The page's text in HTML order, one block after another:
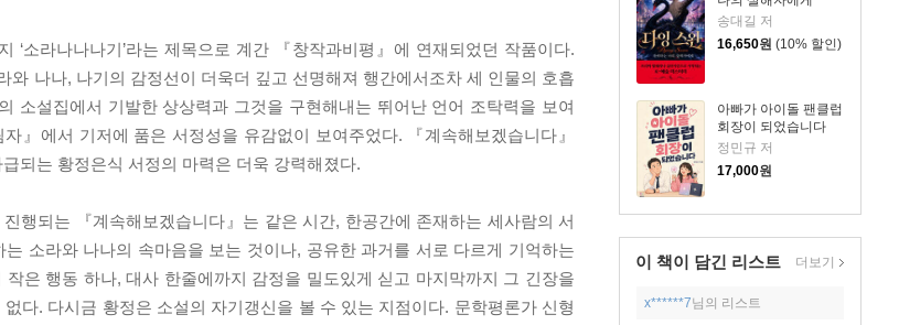
송대길 저
16,650원 (10% 할인)
아빠가 아이돌 팬클럽
회장이 되었습니다
정민규 저
17,000원
이 책이 담긴 리스트 더보기
x******7님의 리스트
‘소라나나나기’라는 제목으로 계간 『창작과비평』에 연재되었던 작품이다.
나나, 나기의 감정선이 더욱더 깊고 선명해져 행간에서조차 세 인물의 호흡
소설집에서 기발한 상상력과 그것을 구현해내는 뛰어난 언어 조탁력을 보여
』에서 기저에 품은 서정성을 유감없이 보여주었다. 『계속해보겠습니다』
되는 황정은식 서정의 마력은 더욱 강력해졌다.
행되는 『계속해보겠습니다』는 같은 시간, 한공간에 존재하는 세사람의 서
소라와 나나의 속마음을 보는 것이나, 공유한 과거를 서로 다르게 기억하는
은 행동 하나, 대사 한줄에까지 감정을 밀도있게 싣고 마지막까지 그 긴장을
다. 다시금 황정은 소설의 자기갱신을 볼 수 있는 지점이다. 문학평론가 신형